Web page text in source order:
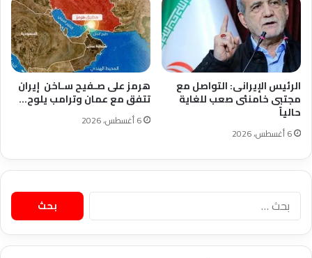
الرئيس الإيرانى: التواصل مع
مجتبى خامنئى صعب للغاية
حالياً
6 أغسطس، 2026
هرمز على صـفيح سـاخن إيران
تتفق مع عمان وترامب يلوح…
6 أغسطس، 2026
البحث
عن: